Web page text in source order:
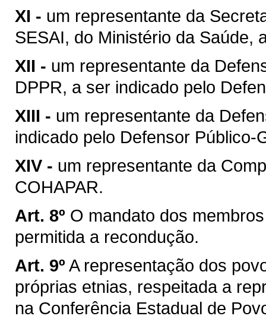
XI - um representante da
SESAI, do Ministério da Saúde,
XII - um representante da
DPPR, a ser indicado pelo
XIII - um representante da
indicado pelo Defensor Público-
XIV - um representante da
COHAPAR.
Art. 8º O mandato dos
permitida a recondução.
Art. 9º A representação dos
próprias etnias, respeitada a
na Conferência Estadual de